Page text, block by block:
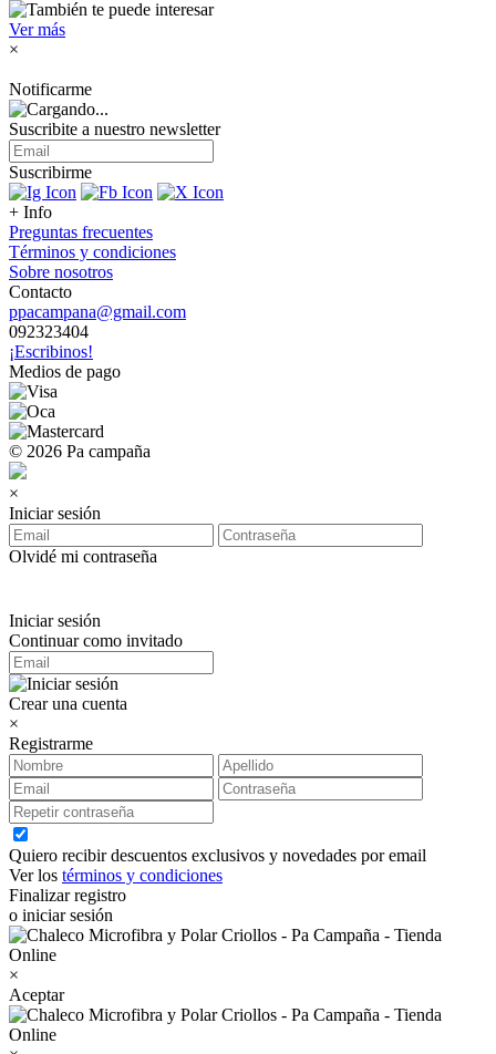
Ver más
×
Notificarme
Suscribite a nuestro newsletter
Suscribirme
+ Info
Preguntas frecuentes
Términos y condiciones
Sobre nosotros
Contacto
ppacampana@gmail.com
092323404
¡Escribinos!
Medios de pago
© 2026 Pa campaña
×
Iniciar sesión
Olvidé mi contraseña
Iniciar sesión
Continuar como invitado
Crear una cuenta
×
Registrarme
Quiero recibir descuentos exclusivos y novedades por email
Ver los términos y condiciones
Finalizar registro
o iniciar sesión
×
Aceptar